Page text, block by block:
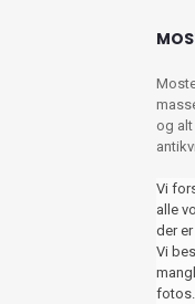
og
Vi
alle
der
Vi
fotos.